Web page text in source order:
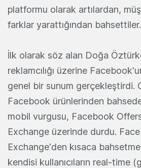
platformu olarak artılardan,
farklar yarattığından bahsettiler.
İlk olarak söz alan Doğa
reklamcılığı üzerine
genel bir sunum gerçekleştirdi.
Facebook ürünlerinden
mobil vurgusu, Facebook
Exchange üzerinde durdu.
Exchange'den kısaca
kendisi kullanıcıların real-time